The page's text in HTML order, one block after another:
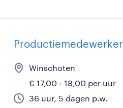
Productiemedewerker
Winschoten
€ 17,00 - 18,00 per uur
36 uur, 5 dagen p.w.